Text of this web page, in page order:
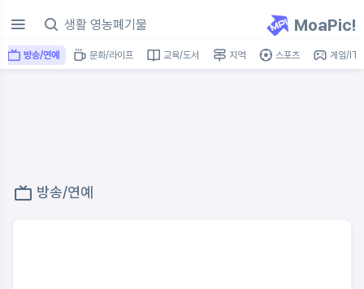
MoaPic!
방송/연예 문화/라이프 교육/도서 지역 스포츠 게임/IT
방송/연예